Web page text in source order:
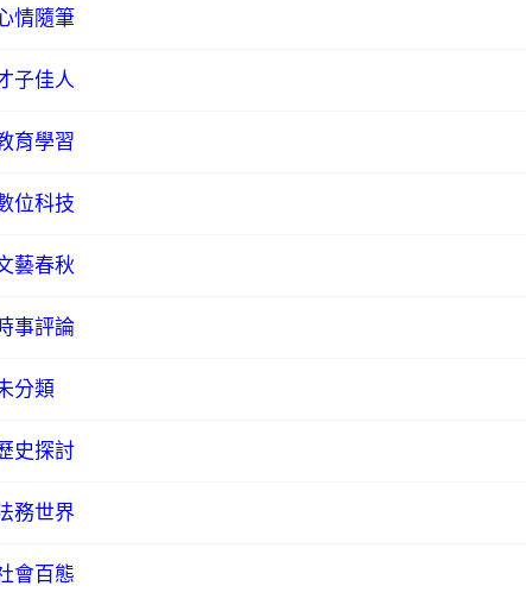
情隨筆
子佳人
育學習
位科技
藝春秋
事評論
分類
史探討
務世界
會百態